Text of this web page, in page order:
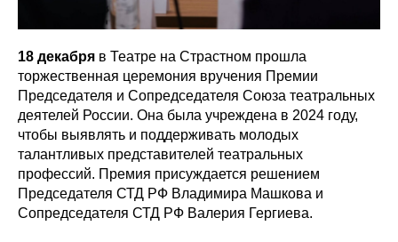
18 декабря в Театре на Страстном прошла
торжественная церемония вручения Премии
Председателя и Сопредседателя Союза театральных
деятелей России. Она была учреждена в 2024 году,
чтобы выявлять и поддерживать молодых
талантливых представителей театральных
профессий. Премия присуждается решением
Председателя СТД РФ Владимира Машкова и
Сопредседателя СТД РФ Валерия Гергиева.